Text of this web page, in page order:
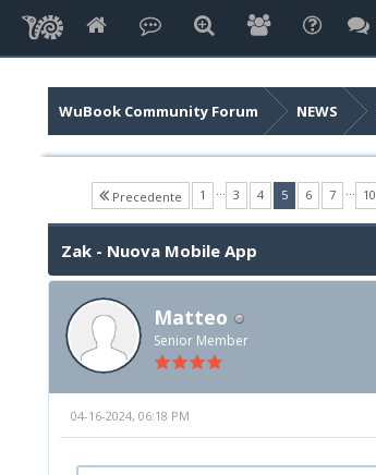
WuBook Community Forum NEWS
Precedente 1 … 3 4 5(current)
6 7 … 10
Zak - Nuova Mobile App
Matteo
Senior Member
04-16-2024, 06:18 PM